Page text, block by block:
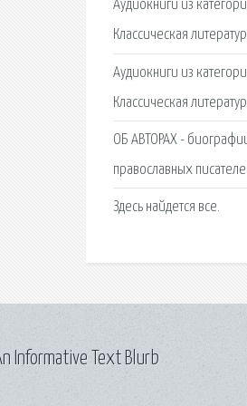
Аудиокниги из
Классическая
Аудиокниги из
Классическая
ОБ АВТОРАХ -
православных
Здесь найдется все.
Informative Text Blurb